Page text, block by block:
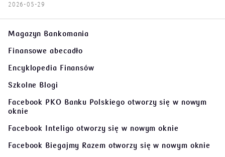
2026-05-29
Magazyn Bankomania
Finansowe abecadło
Encyklopedia Finansów
Szkolne Blogi
Facebook PKO Banku Polskiego otworzy się w nowym
oknie
Facebook Inteligo otworzy się w nowym oknie
Facebook Biegajmy Razem otworzy się w nowym oknie